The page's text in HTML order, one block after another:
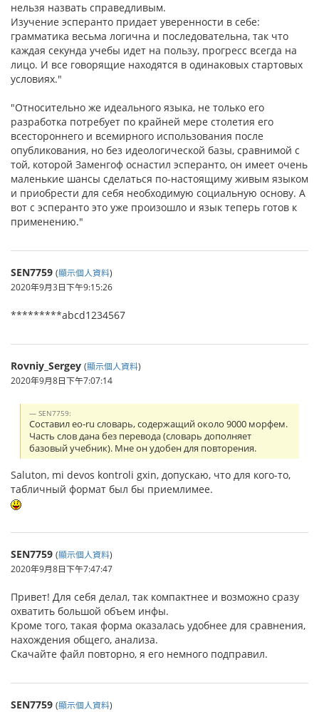
нельзя назвать справедливым.
Изучение эсперанто придает уверенности в себе:
грамматика весьма логична и последовательна, так что
каждая секунда учебы идет на пользу, прогресс всегда на
лицо. И все говорящие находятся в одинаковых стартовых
условиях."
"Относительно же идеального языка, не только его
разработка потребует по крайней мере столетия его
всестороннего и всемирного использования после
опубликования, но без идеологической базы, сравнимой с
той, которой Заменгоф оснастил эсперанто, он имеет очень
маленькие шансы сделаться по-настоящиму живым языком
и приобрести для себя необходимую социальную основу. А
вот с эсперанто это уже произошло и язык теперь готов к
применению."
SEN7759 (顯示個人資料)
2020年9月3日下午9:15:26
*********abcd1234567
Rovniy_Sergey (顯示個人資料)
2020年9月8日下午7:07:14
SEN7759:
Составил eo-ru словарь, содержащий около 9000 морфем.
Часть слов дана без перевода (словарь дополняет
базовый учебник). Мне он удобен для повторения.
Saluton, mi devos kontroli gxin, допускаю, что для кого-то,
табличный формат был бы приемлимее.
SEN7759 (顯示個人資料)
2020年9月8日下午7:47:47
Привет! Для себя делал, так компактнее и возможно сразу
охватить большой объем инфы.
Кроме того, такая форма оказалась удобнее для сравнения,
нахождения общего, анализа.
Скачайте файл повторно, я его немного подправил.
SEN7759 (顯示個人資料)